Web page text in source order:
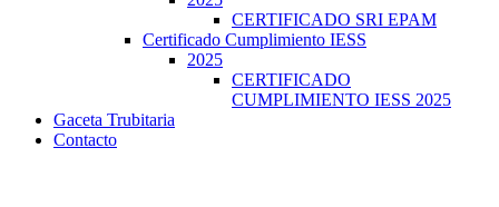
CERTIFICADO SRI EPAM
Certificado Cumplimiento IESS
2025
CERTIFICADO
CUMPLIMIENTO IESS 2025
Gaceta Trubitaria
Contacto